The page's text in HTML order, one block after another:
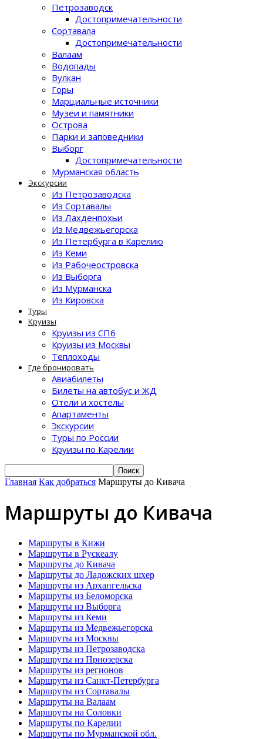
Петрозаводск
Достопримечательности
Сортавала
Достопримечательности
Валаам
Водопады
Вулкан
Горы
Марциальные источники
Музеи и памятники
Острова
Парки и заповедники
Выборг
Достопримечательности
Мурманская область
Экскурсии
Из Петрозаводска
Из Сортавалы
Из Лахденпохьи
Из Медвежьегорска
Из Петербурга в Карелию
Из Кеми
Из Рабочеостровска
Из Выборга
Из Мурманска
Из Кировска
Туры
Круизы
Круизы из СПб
Круизы из Москвы
Теплоходы
Где бронировать
Авиабилеты
Билеты на автобус и ЖД
Отели и хостелы
Апартаменты
Экскурсии
Туры по России
Круизы по Карелии
Главная Как добраться Маршруты до Кивача
Маршруты до Кивача
Маршруты в Кижи
Маршруты в Рускеалу
Маршруты до Кивача
Маршруты до Ладожских шхер
Маршруты из Архангельска
Маршруты из Беломорска
Маршруты из Выборга
Маршруты из Кеми
Маршруты из Медвежьегорска
Маршруты из Москвы
Маршруты из Петрозаводска
Маршруты из Приозерска
Маршруты из регионов
Маршруты из Санкт-Петербурга
Маршруты из Сортавалы
Маршруты на Валаам
Маршруты на Соловки
Маршруты по Карелии
Маршруты по Мурманской обл.